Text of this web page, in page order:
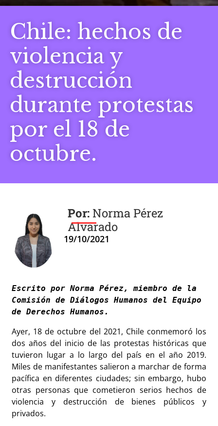
Chile: hechos de
violencia y
destrucción
durante protestas
por el 18 de
octubre.
Norma Pérez
Alvarado
Escrito por Norma Pérez, miembro de la
Comisión de Diálogos Humanos del Equipo
Ayer, 18 de octubre del 2021, Chile conmemoró los
dos años del inicio de las protestas históricas que
tuvieron lugar a lo largo del país en el año 2019.
Miles de manifestantes salieron a marchar de forma
pacífica en diferentes ciudades; sin embargo, hubo
otras personas que cometieron serios hechos de
violencia y destrucción de bienes públicos y
privados.
19/10/2021